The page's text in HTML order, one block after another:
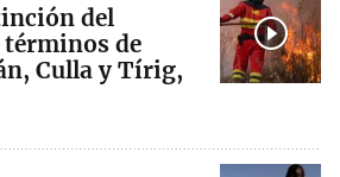
del
de
Culla y Tírig,